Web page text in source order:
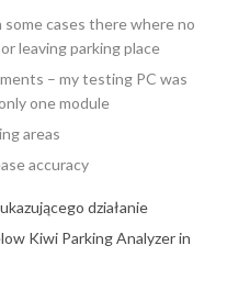
cases there where no
leaving parking place
– my testing PC was
one module
areas
accuracy
działanie
Kiwi Parking Analyzer in